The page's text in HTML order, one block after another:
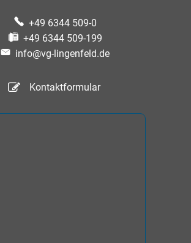
+49 6344 509-0
+49 6344 509-199
info@vg-lingenfeld.de
Kontaktformular